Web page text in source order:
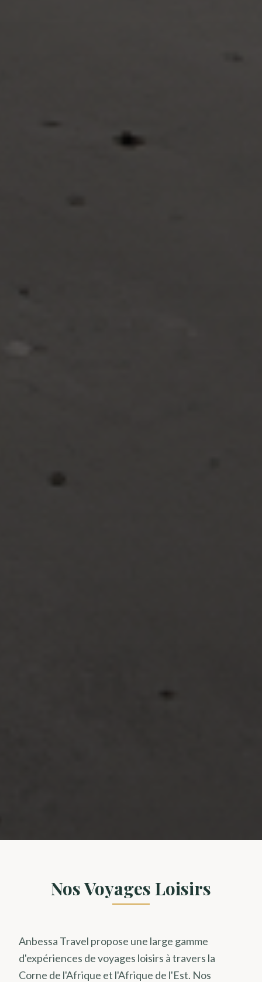
Nos Voyages Loisirs
Anbessa Travel propose une large gamme
d'expériences de voyages loisirs à travers la
Corne de l'Afrique et l'Afrique de l'Est. Nos